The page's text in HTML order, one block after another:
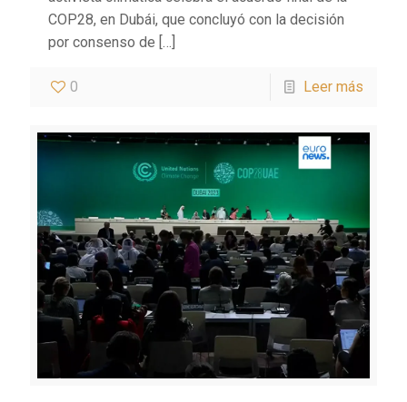
COP28, en Dubái, que concluyó con la decisión
por consenso de […]
0 Leer más